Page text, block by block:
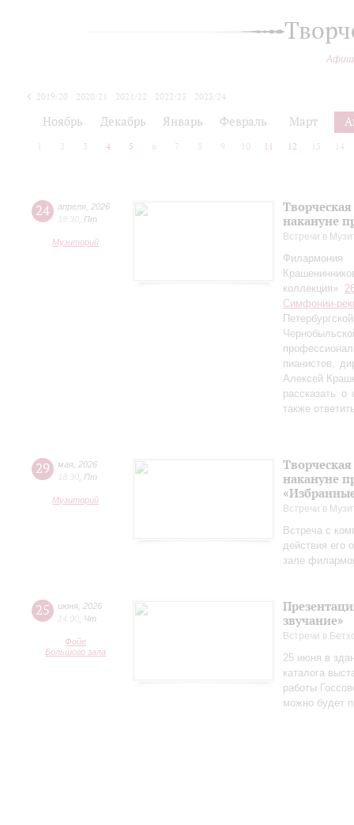
2019/20 2020/21 2021/22 2022/23
2023/24
Ноябрь Декабрь Январь Февраль Март
2 3 4 5 6 7 8 9 10 11 12 13 14
24 апреля 2026
18:30 Пт
Музиторий
накануне
Встречи в
коллекция»
Симфонии-
пианистов,
Алексей
рассказать
также
29 мая 2026
18:30 Пт
Музиторий
накануне
Встречи в
Встреча с
действия его
зале
25 июня 2026
14:00 Чт
Фойе
Большого зала
звучание»
Встречи в
25 июня в
каталога
работы
можно будет